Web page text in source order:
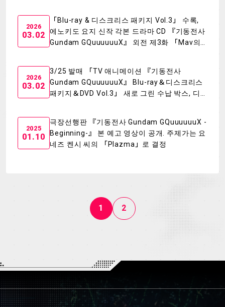
2026
03.02
「Blu-ray & 디스크리스 패키지 Vol.3」 수록,
에노키도 요지 신작 각본 드라마 CD 『기동전사
Gundam GQuuuuuuX』 외전 제3화 「Mav의
2026
03.02
3/25 발매 「TV 애니메이션 『기동전사
Gundam GQuuuuuuX』 Blu-ray＆디스크리스
패키지＆DVD Vol.3」 새로 그린 수납 박스, 디
2025
01.10
극장선행판 『기동전사 Gundam GQuuuuuuX -
Beginning-』 본 예고 영상이 공개. 주제가는 요
네즈 켄시 씨의 「Plazma」로 결정
1 2